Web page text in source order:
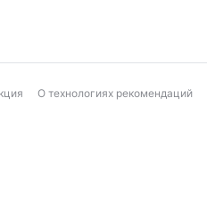
О технологиях рекомендаций